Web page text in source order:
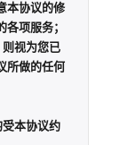
本协议的修
项服务；
视为您已
所做的任何
本协议约